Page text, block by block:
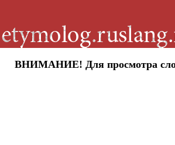
ВНИМАНИЕ! Для просмотра